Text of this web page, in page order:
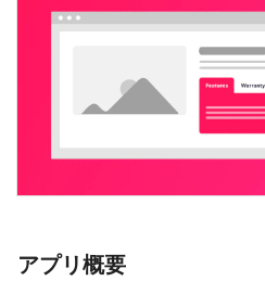
アプリ概要